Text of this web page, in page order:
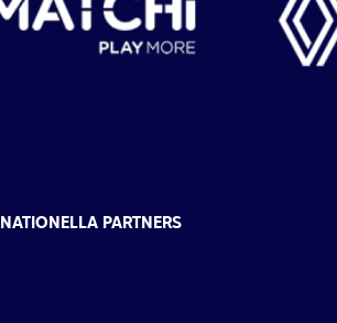
NATIONELLA PARTNERS